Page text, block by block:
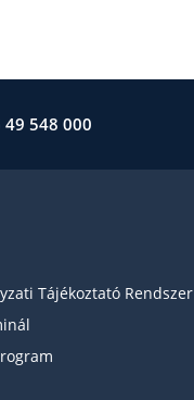
49 548 000
Tájékoztató Rendszer